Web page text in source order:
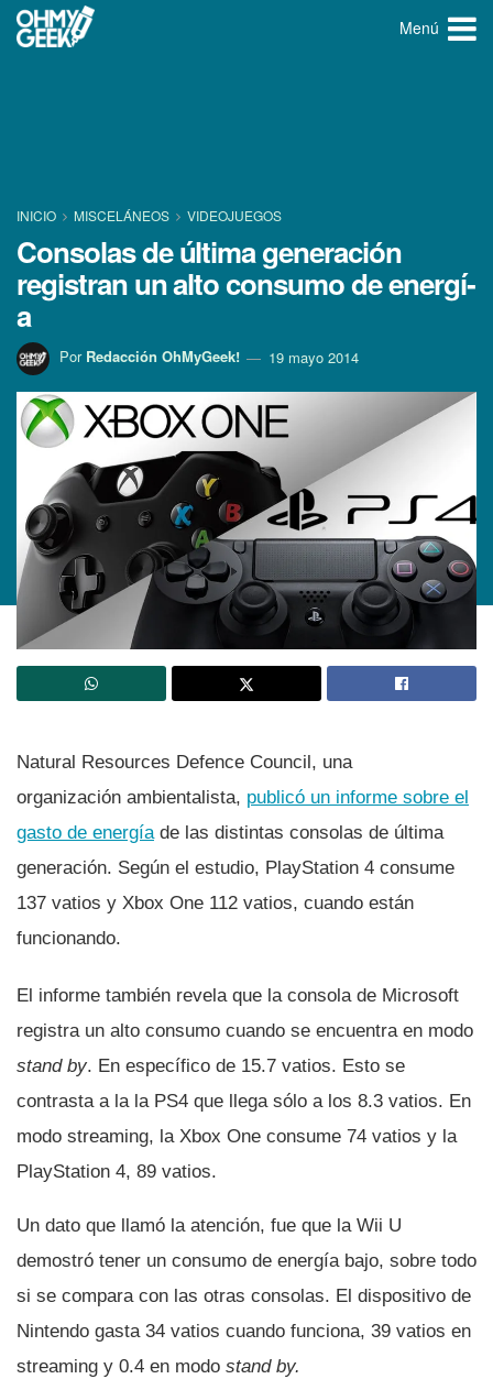
Menú
INICIO MISCELÁNEOS VIDEOJUEGOS
Consolas de última generación
registran un alto consumo de energí­
a
Por Redacción OhMyGeek! 19 mayo 2014
Natural Resources Defence Council, una
organización ambientalista, publicó un informe sobre el
gasto de energí­ade las distintas consolas de última
generación. Según el estudio, PlayStation 4 consume
137 vatios y Xbox One 112 vatios, cuando están
funcionando.
El informe también revela que la consola de Microsoft
registra un alto consumo cuando se encuentra en modo
stand by. En especí­fico de 15.7 vatios. Esto se
contrasta a la la PS4 que llega sólo a los 8.3 vatios. En
modo streaming, la Xbox One consume 74 vatios y la
PlayStation 4, 89 vatios.
Un dato que llamó la atención, fue que la Wii U
demostró tener un consumo de energí­a bajo, sobre todo
si se compara con las otras consolas. El dispositivo de
Nintendo gasta 34 vatios cuando funciona, 39 vatios en
streaming y 0.4 en modo stand by.